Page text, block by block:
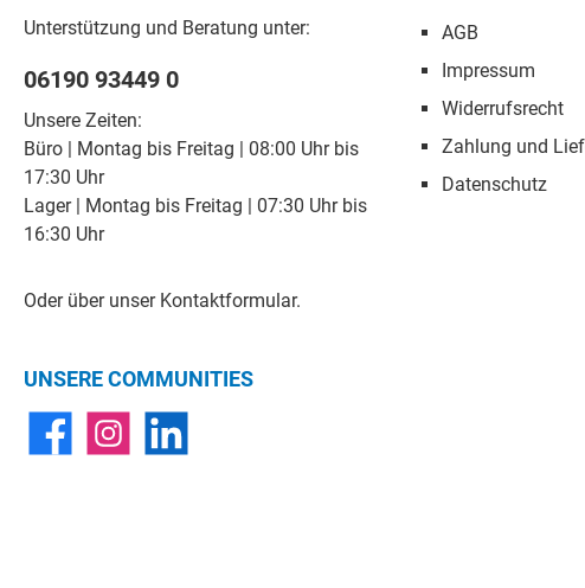
Unterstützung und Beratung unter:
06190 93449 0
Unsere Zeiten:
Büro | Montag bis Freitag | 08:00 Uhr bis
17:30 Uhr
Lager | Montag bis Freitag | 07:30 Uhr bis
16:30 Uhr
Oder über unser Kontaktformular.
AGB
Impressum
Widerrufsrecht
Zahlung und
Datenschutz
UNSERE COMMUNITIES